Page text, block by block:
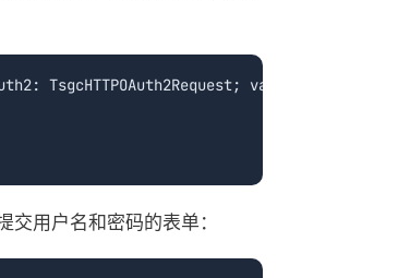
TsgcHTTPOAuth2Request; var HTML: string);
用户名和密码的表单：